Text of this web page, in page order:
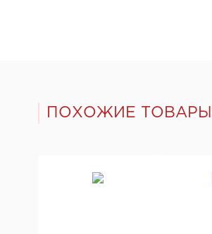
ПОХОЖИЕ ТОВАРЫ